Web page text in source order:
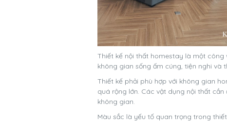
Thiết kế nội thất homestay là một
không gian sống ấm cúng, tiện nghi và
Thiết kế phải phù hợp với không gian
quá rộng lớn. Các vật dụng nội thất
không gian.
Màu sắc là yếu tố quan trọng trong